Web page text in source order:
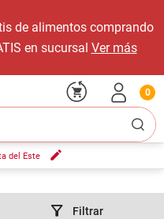
de alimentos comprando
en sucursal Ver más
0
del Este
Filtrar
TÉRMINOS MÁS BUSCADOS
leche